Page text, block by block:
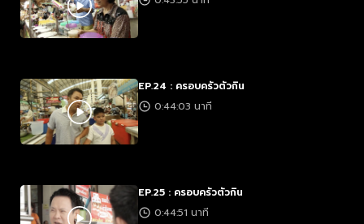
EP.24 : ครอบครัวตัวกิน
0:44:03 นาที
EP.25 : ครอบครัวตัวกิน
0:44:51 นาที